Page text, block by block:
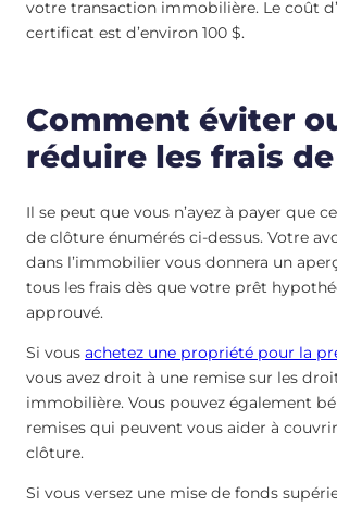
votre transaction immobilière. Le coût
certificat est d’environ 100 $.
Comment éviter
réduire les frais
Il se peut que vous n’ayez à payer que
de clôture énumérés ci-dessus. Votre
dans l’immobilier vous donnera un
tous les frais dès que votre prêt
approuvé.
Si vous achetez une propriété pour la
vous avez droit à une remise sur les
immobilière. Vous pouvez également
remises qui peuvent vous aider à
clôture.
Si vous versez une mise de fonds